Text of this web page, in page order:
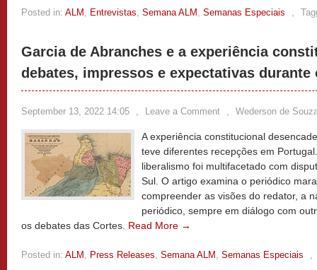
Posted in: ALM , Entrevistas, Semana ALM , Semanas Especiais ,
Garcia de Abranches e a experiência
debates, impressos e expectativas
September 13, 2022 14:05 , Leave a Comment , Wederson de
A experiência constitucional
teve diferentes recepções em
liberalismo foi multifacetado com
Sul. O artigo examina o periódico
compreender as visões do redator, a
periódico, sempre em diálogo com
os debates das Cortes. Read More →
Posted in: ALM , Press Releases, Semana ALM , Semanas Especiais ,